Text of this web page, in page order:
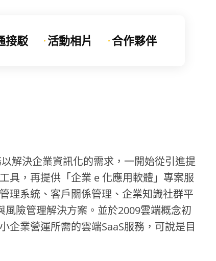
接駁 活動相片 合作夥伴
解決企業資訊化的需求，一開始從引進提
具，再提供「企業 e 化應用軟體」專案服
理系統、客戶關係管理、企業知識社群平
險管理解決方案。並於2009雲端概念初
企業營運所需的雲端SaaS服務，可說是目